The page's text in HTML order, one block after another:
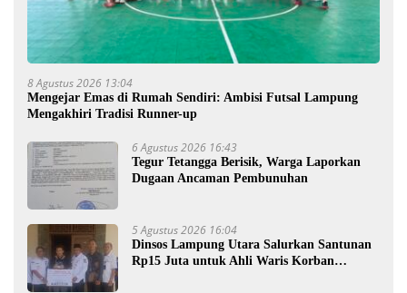
8 Agustus 2026 13:04
Mengejar Emas di Rumah Sendiri: Ambisi Futsal Lampung
Mengakhiri Tradisi Runner-up
6 Agustus 2026 16:43
Tegur Tetangga Berisik, Warga Laporkan
Dugaan Ancaman Pembunuhan
5 Agustus 2026 16:04
Dinsos Lampung Utara Salurkan Santunan
Rp15 Juta untuk Ahli Waris Korban